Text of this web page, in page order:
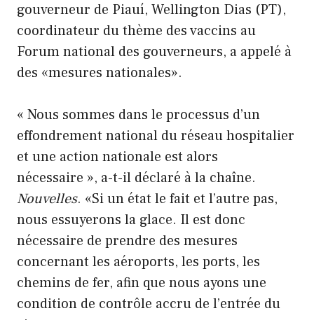
gouverneur de Piauí, Wellington Dias (PT),
coordinateur du thème des vaccins au
Forum national des gouverneurs, a appelé à
des «mesures nationales».
« Nous sommes dans le processus d’un
effondrement national du réseau hospitalier
et une action nationale est alors
nécessaire », a-t-il déclaré à la chaîne.
Nouvelles. «Si un état le fait et l’autre pas,
nous essuyerons la glace. Il est donc
nécessaire de prendre des mesures
concernant les aéroports, les ports, les
chemins de fer, afin que nous ayons une
condition de contrôle accru de l’entrée du